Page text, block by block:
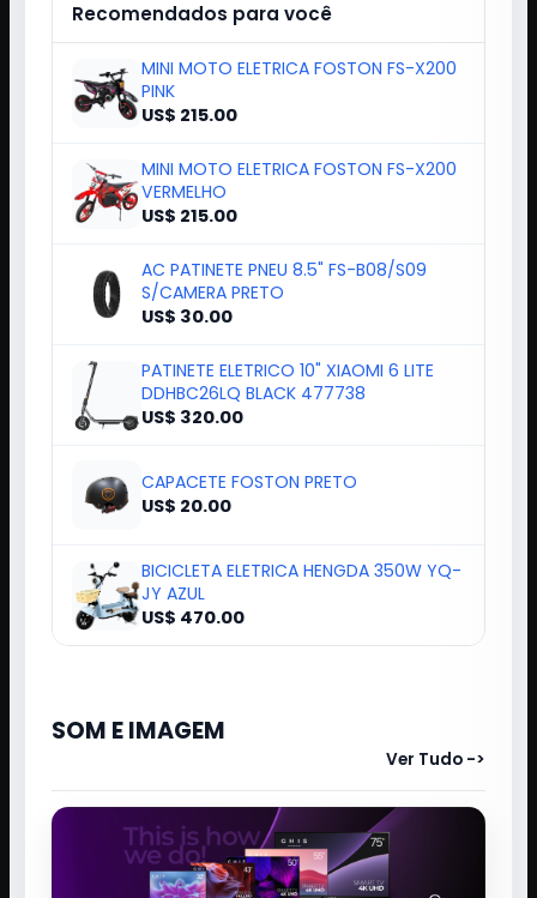
Recomendados para você
MINI MOTO ELETRICA FOSTON FS-X200
PINK
US$ 215.00
MINI MOTO ELETRICA FOSTON FS-X200
VERMELHO
US$ 215.00
AC PATINETE PNEU 8.5" FS-B08/S09
S/CAMERA PRETO
US$ 30.00
PATINETE ELETRICO 10" XIAOMI 6 LITE
DDHBC26LQ BLACK 477738
US$ 320.00
CAPACETE FOSTON PRETO
US$ 20.00
BICICLETA ELETRICA HENGDA 350W YQ-
JY AZUL
US$ 470.00
SOM E IMAGEM
Ver Tudo ->